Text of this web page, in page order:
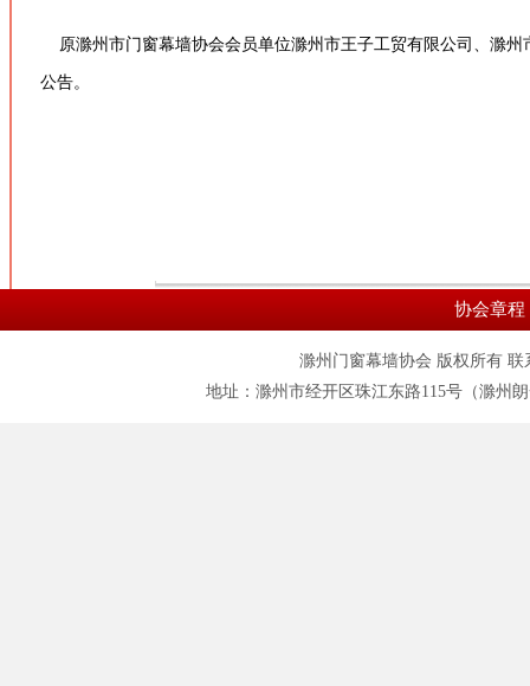
原滁州市门窗幕墙协会会员单位滁州市王子工贸有限公司、滁
公告。
协会章程
滁州门窗幕墙协会 版权所有 联
地址：滁州市经开区珠江东路115号（滁州